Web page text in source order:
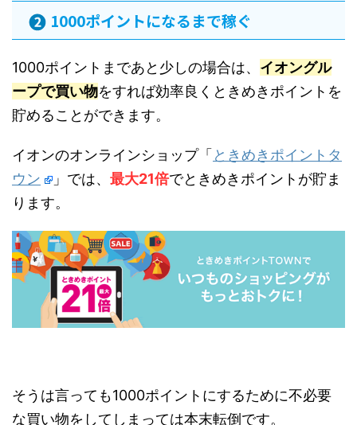
1000ポイントになるまで稼ぐ
1000ポイントまであと少しの場合は、 イオングル
ープで買い物をすれば効率良くときめきポイントを
貯めることができます。
イオンのオンラインショップ「ときめきポイントタ
ウン
」では、最大21倍でときめきポイントが貯ま
ります。
そうは言っても1000ポイントにするために不必要
な買い物をしてしまっては本末転倒です。